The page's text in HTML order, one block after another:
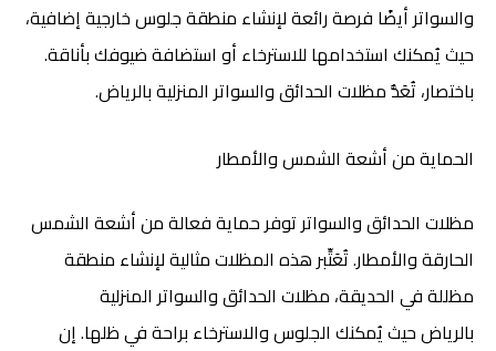
والسواتر أيضًا فرصة رائعة لإنشاء منطقة جلوس خارجية إضافية،
حيث يُمكنك استخدامها للاسترخاء أو استضافة ضيوفك بأناقة.
باختصار، تُعَدُّ مظلات الحدائق والسواتر المنزلية بالرياض.
الحماية من أشعة الشمس والأمطار
مظلات الحدائق والسواتر توفر حماية فعالة من أشعة الشمس
الحارقة والأمطار. تُعَتِّبر هذه المظلات مثالية لإنشاء منطقة
مظللة في الحديقة، مظلات الحدائق والسواتر المنزلية
بالرياضحيث يُمكنك الجلوس والاسترخاء براحة في ظلها. إن